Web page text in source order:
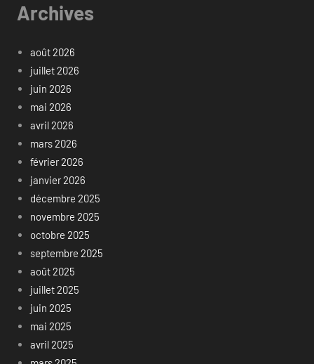
Archives
août 2026
juillet 2026
juin 2026
mai 2026
avril 2026
mars 2026
février 2026
janvier 2026
décembre 2025
novembre 2025
octobre 2025
septembre 2025
août 2025
juillet 2025
juin 2025
mai 2025
avril 2025